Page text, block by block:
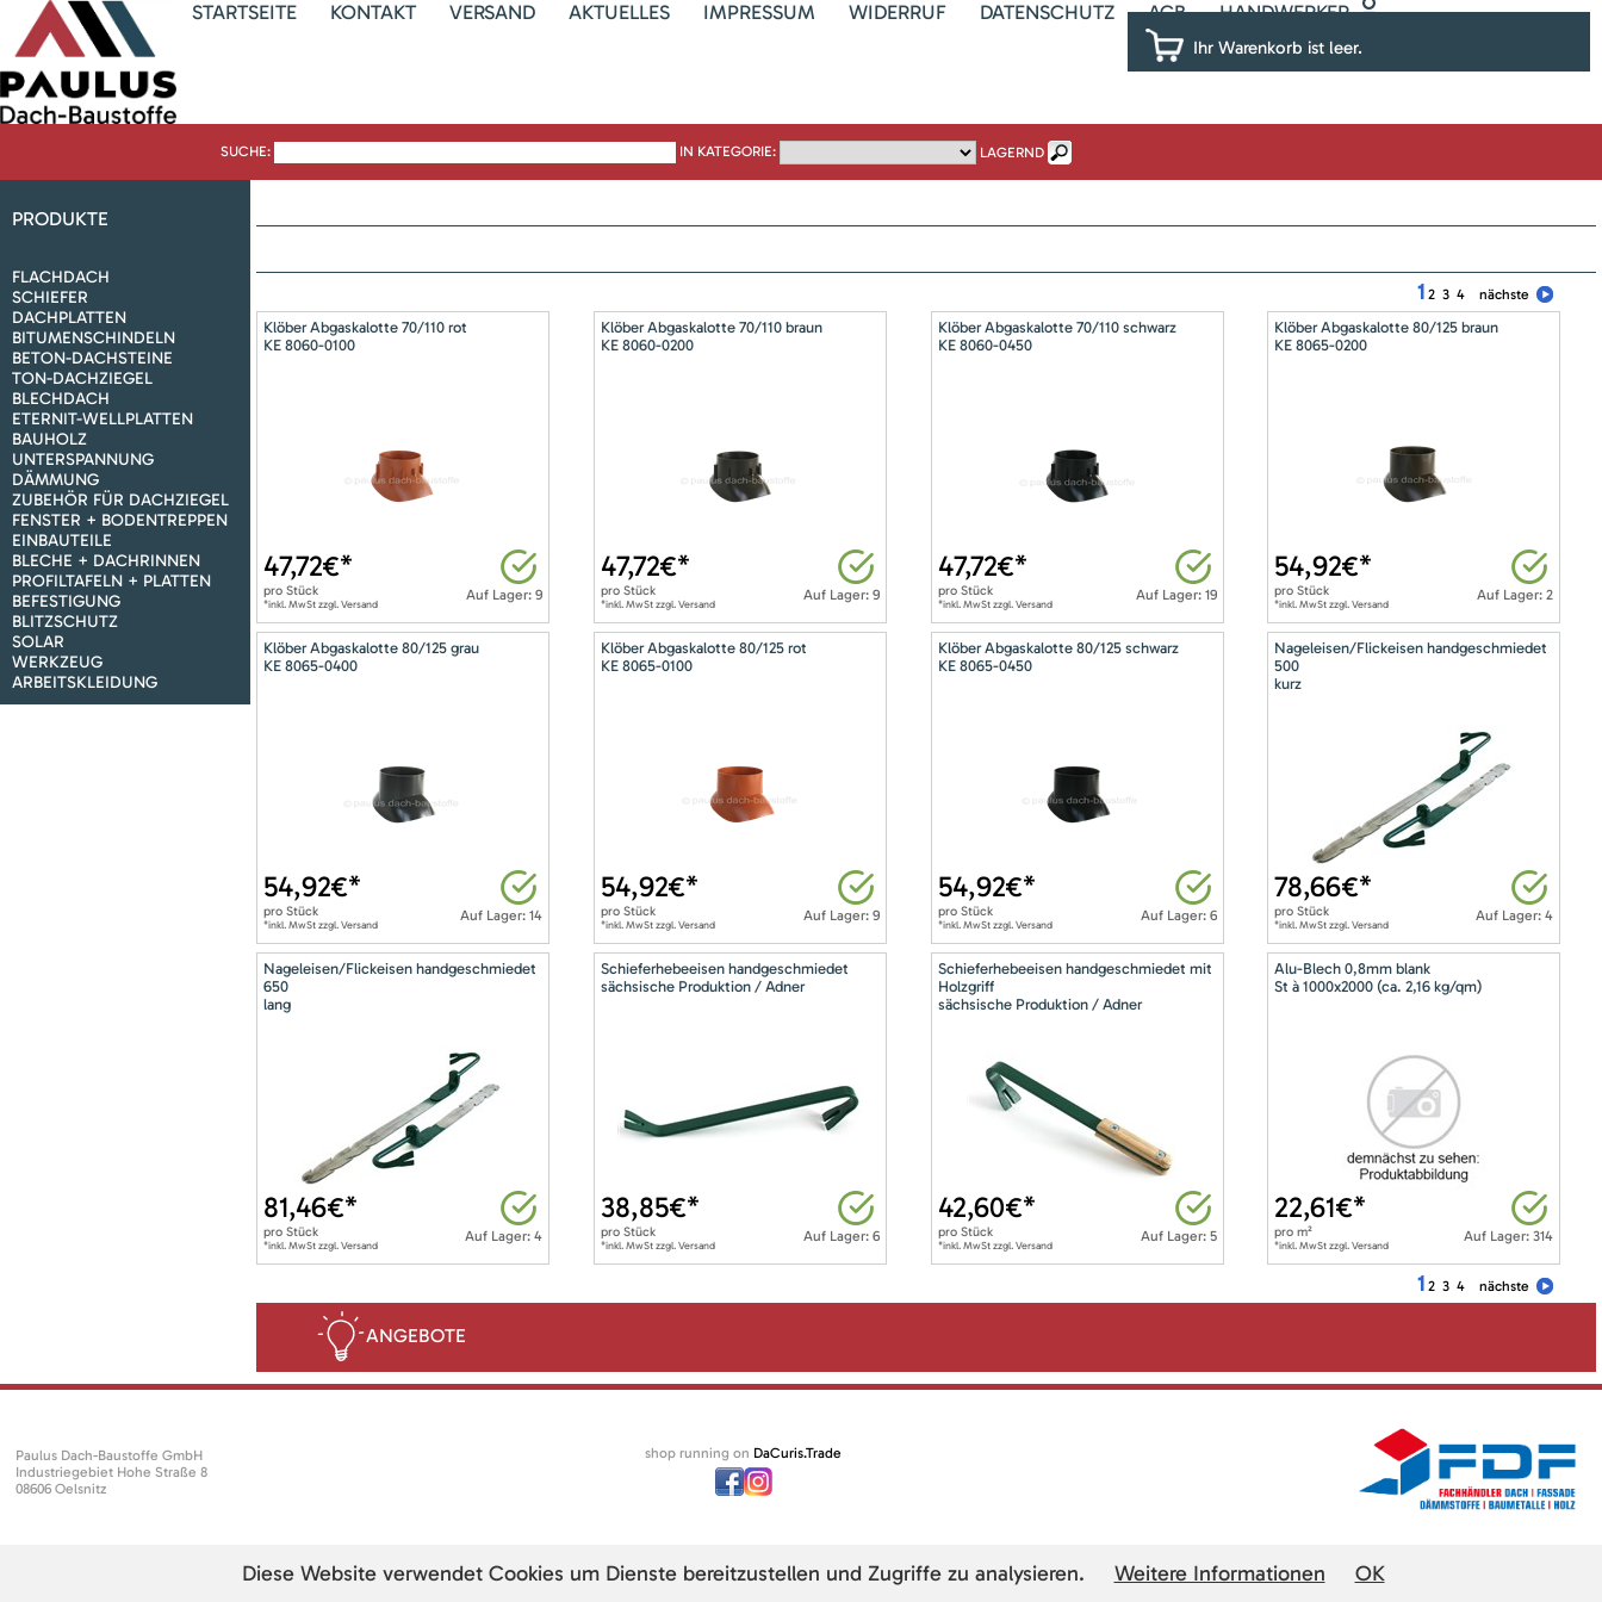
STARTSEITE KONTAKT VERSAND AKTUELLES IMPRESSUM WIDERRUF DATENSCHUTZ AGB HANDWERKER
Ihr Warenkorb ist leer.
SUCHE: IN KATEGORIE: LAGERND
PRODUKTE
FLACHDACH
SCHIEFER
DACHPLATTEN
BITUMENSCHINDELN
BETON-DACHSTEINE
TON-DACHZIEGEL
BLECHDACH
ETERNIT-WELLPLATTEN
BAUHOLZ
UNTERSPANNUNG
DÄMMUNG
ZUBEHÖR FÜR DACHZIEGEL
FENSTER + BODENTREPPEN
EINBAUTEILE
BLECHE + DACHRINNEN
PROFILTAFELN + PLATTEN
BEFESTIGUNG
BLITZSCHUTZ
SOLAR
WERKZEUG
ARBEITSKLEIDUNG
1 2 3 4 nächste
Klöber Abgaskalotte 70/110 rot
KE 8060-0100
Auf Lager: 9
47,72€*
pro Stück
*inkl. MwSt zzgl. Versand
Klöber Abgaskalotte 70/110 braun
KE 8060-0200
Auf Lager: 9
47,72€*
pro Stück
*inkl. MwSt zzgl. Versand
Klöber Abgaskalotte 70/110 schwarz
KE 8060-0450
Auf Lager: 19
47,72€*
pro Stück
*inkl. MwSt zzgl. Versand
Klöber Abgaskalotte 80/125 braun
KE 8065-0200
Auf Lager: 2
54,92€*
proStück
*inkl. MwSt zzgl. Versand
Klöber Abgaskalotte 80/125 grau
KE 8065-0400
Auf Lager: 14
54,92€*
pro Stück
*inkl. MwSt zzgl. Versand
Klöber Abgaskalotte 80/125 rot
KE 8065-0100
Auf Lager: 9
54,92€*
pro Stück
*inkl. MwSt zzgl. Versand
Klöber Abgaskalotte 80/125 schwarz
KE 8065-0450
Auf Lager: 6
54,92€*
pro Stück
*inkl. MwSt zzgl. Versand
Nageleisen/Flickeisen handgeschmiedet
500
kurz
Auf Lager: 4
78,66€*
proStück
*inkl. MwSt zzgl. Versand
Nageleisen/Flickeisen handgeschmiedet
650
lang
Auf Lager: 4
81,46€*
pro Stück
*inkl. MwSt zzgl. Versand
Schieferhebeeisen handgeschmiedet
sächsische Produktion / Adner
Auf Lager: 6
38,85€*
pro Stück
*inkl. MwSt zzgl. Versand
Schieferhebeeisen handgeschmiedet mit
Holzgriff
sächsische Produktion / Adner
Auf Lager: 5
42,60€*
pro Stück
*inkl. MwSt zzgl. Versand
Alu-Blech 0,8mm blank
St à 1000x2000 (ca. 2,16 kg/qm)
Auf Lager: 314
22,61€*
prom²
*inkl. MwSt zzgl. Versand
1 2 3 4 nächste
ANGEBOTE
Paulus Dach-Baustoffe GmbH
Industriegebiet Hohe Straße 8
08606 Oelsnitz
shop running on DaCuris.Trade
Diese Website verwendet Cookies um Dienste bereitzustellen und Zugriffe zu analysieren. Weitere Informationen OK